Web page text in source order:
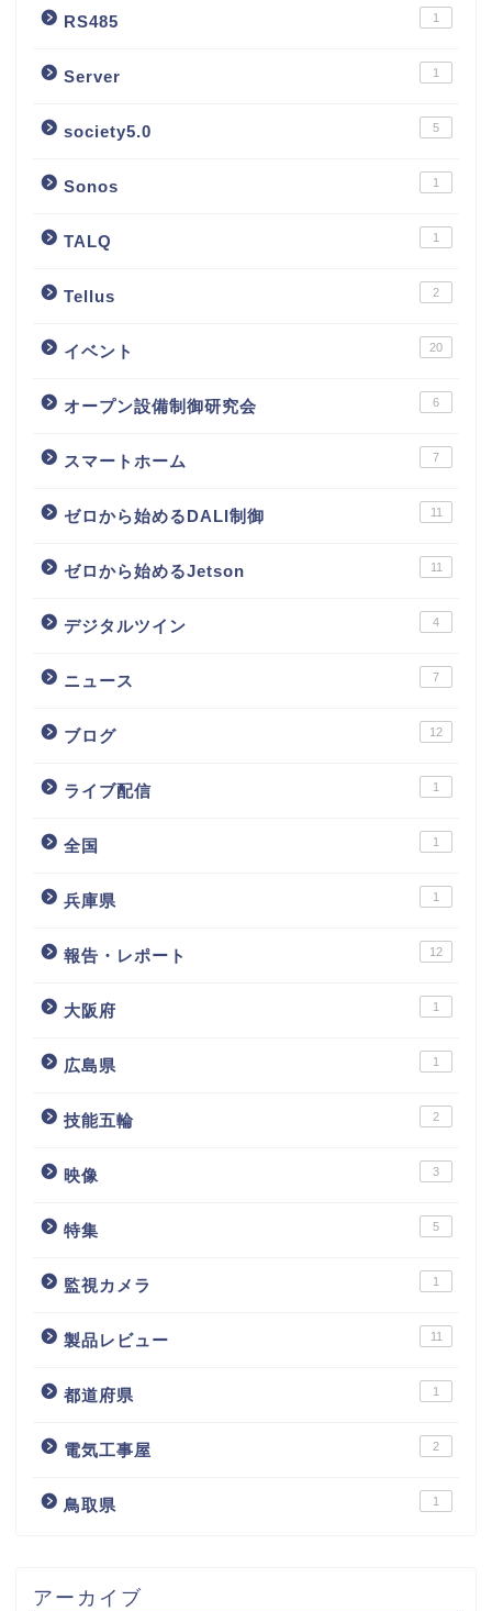
RS485 1
Server 1
society5.0 5
Sonos 1
TALQ 1
Tellus 2
イベント 20
オープン設備制御研究会 6
スマートホーム 7
ゼロから始めるDALI制御 11
ゼロから始めるJetson 11
デジタルツイン 4
ニュース 7
ブログ 12
ライブ配信 1
全国 1
兵庫県 1
報告・レポート 12
大阪府 1
広島県 1
技能五輪 2
映像 3
特集 5
監視カメラ 1
製品レビュー 11
都道府県 1
電気工事屋 2
鳥取県 1
アーカイブ